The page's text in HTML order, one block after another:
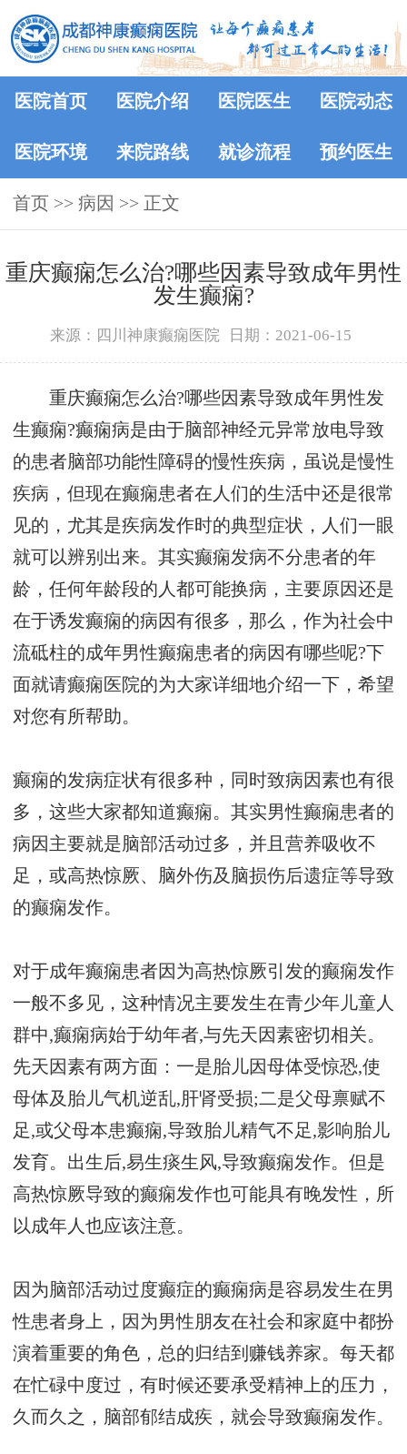
医院首页 医院介绍 医院医生 医院动态
医院环境 来院路线 就诊流程 预约医生
首页 >> 病因 >> 正文
重庆癫痫怎么治?哪些因素导致成年男性
发生癫痫?
来源：四川神康癫痫医院 日期：2021-06-15
重庆癫痫怎么治?哪些因素导致成年男性发
生癫痫?癫痫病是由于脑部神经元异常放电导致
的患者脑部功能性障碍的慢性疾病，虽说是慢性
疾病，但现在癫痫患者在人们的生活中还是很常
见的，尤其是疾病发作时的典型症状，人们一眼
就可以辨别出来。其实癫痫发病不分患者的年
龄，任何年龄段的人都可能换病，主要原因还是
在于诱发癫痫的病因有很多，那么，作为社会中
流砥柱的成年男性癫痫患者的病因有哪些呢?下
面就请癫痫医院的为大家详细地介绍一下，希望
对您有所帮助。
癫痫的发病症状有很多种，同时致病因素也有很
多，这些大家都知道癫痫。其实男性癫痫患者的
病因主要就是脑部活动过多，并且营养吸收不
足，或高热惊厥、脑外伤及脑损伤后遗症等导致
的癫痫发作。
对于成年癫痫患者因为高热惊厥引发的癫痫发作
一般不多见，这种情况主要发生在青少年儿童人
群中,癫痫病始于幼年者,与先天因素密切相关。
先天因素有两方面：一是胎儿因母体受惊恐,使
母体及胎儿气机逆乱,肝肾受损;二是父母禀赋不
足,或父母本患癫痫,导致胎儿精气不足,影响胎儿
发育。出生后,易生痰生风,导致癫痫发作。但是
高热惊厥导致的癫痫发作也可能具有晚发性，所
以成年人也应该注意。
因为脑部活动过度癫症的癫痫病是容易发生在男
性患者身上，因为男性朋友在社会和家庭中都扮
演着重要的角色，总的归结到赚钱养家。每天都
在忙碌中度过，有时候还要承受精神上的压力，
久而久之，脑部郁结成疾，就会导致癫痫发作。